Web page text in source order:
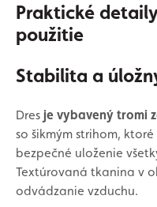
Praktické
použitie
Stabilita a
Dres je vybavený tromi
so šikmým strihom,
bezpečné uloženie
Textúrovaná tkanina v
odvádzanie vzduchu.